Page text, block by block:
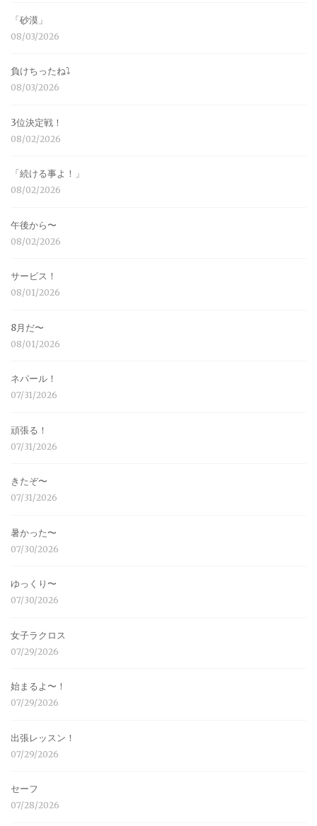
「砂漠」
08/03/2026
負けちったね⤵︎
08/03/2026
3位決定戦！
08/02/2026
「続ける事よ！」
08/02/2026
午後から〜
08/02/2026
サービス！
08/01/2026
8月だ〜
08/01/2026
ネパール！
07/31/2026
頑張る！
07/31/2026
きたぞ〜
07/31/2026
暑かった〜
07/30/2026
ゆっくり〜
07/30/2026
女子ラクロス
07/29/2026
始まるよ〜！
07/29/2026
出張レッスン！
07/29/2026
セーフ
07/28/2026